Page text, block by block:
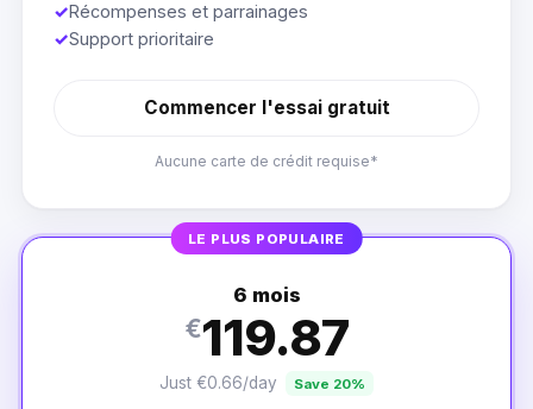
✓Récompenses et parrainages
✓Support prioritaire
Commencer l'essai gratuit
Aucune carte de crédit requise*
LE PLUS POPULAIRE
6 mois
€119.87
Just €0.66/day Save 20%